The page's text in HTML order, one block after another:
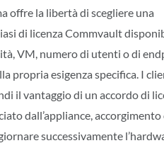
offre la libertà di scegliere una
di licenza Commvault
VM, numero di utenti o di
propria esigenza specifica. I
il vantaggio di un accordo di
dall’appliance, accorgimento
successivamente